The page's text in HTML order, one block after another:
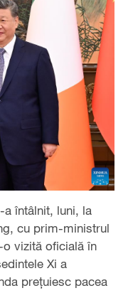
a întâlnit, luni, la
cu prim-ministrul
vizită oficială în
Xi a
prețuiesc pacea